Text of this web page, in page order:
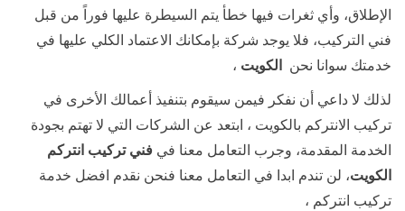
الإطلاق، وأي ثغرات فيها خطأ يتم السيطرة عليها فوراً من قبل
فني التركيب، فلا يوجد شركة بإمكانك الاعتماد الكلي عليها في
خدمتك سوانا نحن الكويت ،
لذلك لا داعي أن نفكر فيمن سيقوم بتنفيذ أعمالك الأخرى في
تركيب الانتركم بالكويت ، ابتعد عن الشركات التي لا تهتم بجودة
الخدمة المقدمة، وجرب التعامل معنا في فني تركيب انتركم
الكويت، لن تندم ابدا في التعامل معنا فنحن نقدم افضل خدمة
تركيب انتركم ،